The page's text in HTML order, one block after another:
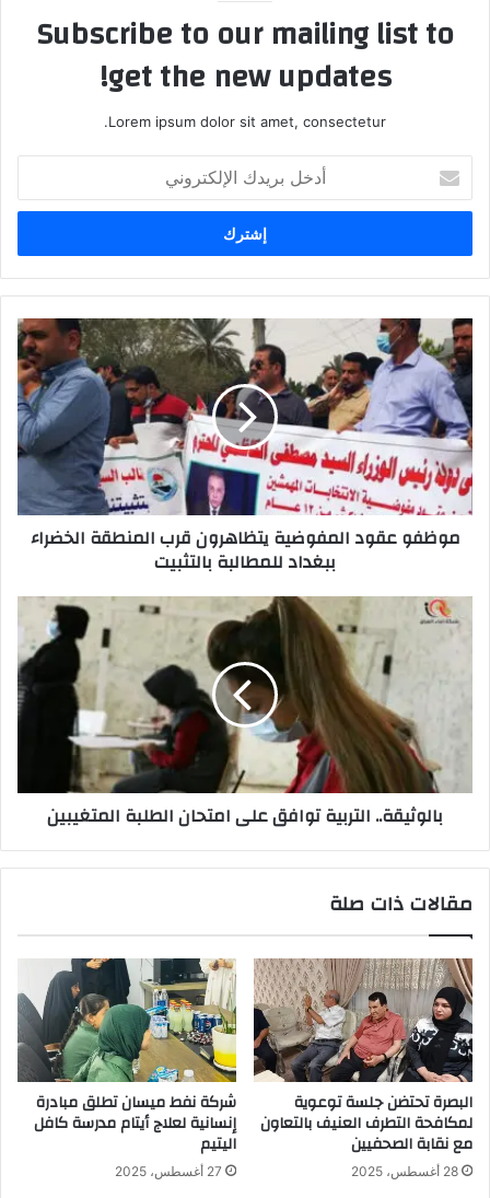
Subscribe to our mailing list to
get the new updates!
Lorem ipsum dolor sit amet, consectetur.
بريدك
الإلكتروني
موظفو
عقود
المفوضية
يتظاهرون
قرب
المنطقة
الخضراء
ببغداد
للمطالبة
بالتثبيت
موظفو عقود المفوضية يتظاهرون قرب المنطقة الخضراء
ببغداد للمطالبة بالتثبيت
بالوثيقة..
التربية
الطلبة
المتغيبين
بالوثيقة.. التربية توافق على امتحان الطلبة المتغيبين
مقالات ذات صلة
البصرة تحتضن جلسة توعوية
لمكافحة التطرف العنيف بالتعاون
مع نقابة الصحفيين
28 أغسطس، 2025
شركة نفط ميسان تطلق مبادرة
إنسانية لعلاج أيتام مدرسة كافل
اليتيم
27 أغسطس، 2025